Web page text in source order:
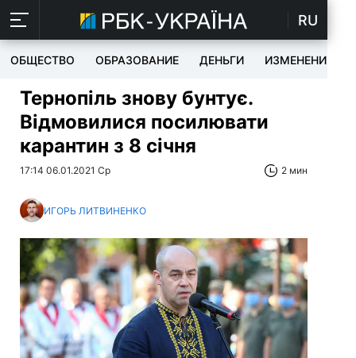
RU
ОБЩЕСТВО ОБРАЗОВАНИЕ ДЕНЬГИ ИЗМЕНЕНИЯ
Тернопіль знову бунтує.
Відмовилися посилювати
карантин з 8 січня
17:14 06.01.2021 Ср 2 мин
ИГОРЬ ЛИТВИНЕНКО